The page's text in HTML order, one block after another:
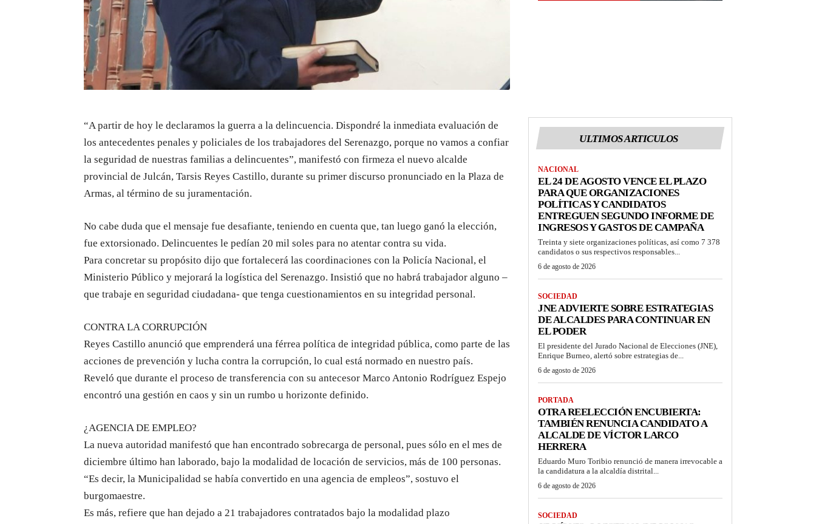
“A partir de hoy le declaramos la guerra a la delincuencia. Dispondré la inmediata evaluación de
los antecedentes penales y policiales de los trabajadores del Serenazgo, porque no vamos a confiar
la seguridad de nuestras familias a delincuentes”, manifestó con firmeza el nuevo alcalde
provincial de Julcán, Tarsis Reyes Castillo, durante su primer discurso pronunciado en la Plaza de
Armas, al término de su juramentación.
No cabe duda que el mensaje fue desafiante, teniendo en cuenta que, tan luego ganó la elección,
fue extorsionado. Delincuentes le pedían 20 mil soles para no atentar contra su vida.
Para concretar su propósito dijo que fortalecerá las coordinaciones con la Policía Nacional, el
Ministerio Público y mejorará la logística del Serenazgo. Insistió que no habrá trabajador alguno –
que trabaje en seguridad ciudadana- que tenga cuestionamientos en su integridad personal.
CONTRA LA CORRUPCIÓN
Reyes Castillo anunció que emprenderá una férrea política de integridad pública, como parte de las
acciones de prevención y lucha contra la corrupción, lo cual está normado en nuestro país.
Reveló que durante el proceso de transferencia con su antecesor Marco Antonio Rodríguez Espejo
encontró una gestión en caos y sin un rumbo u horizonte definido.
¿AGENCIA DE EMPLEO?
La nueva autoridad manifestó que han encontrado sobrecarga de personal, pues sólo en el mes de
diciembre último han laborado, bajo la modalidad de locación de servicios, más de 100 personas.
“Es decir, la Municipalidad se había convertido en una agencia de empleos”, sostuvo el
burgomaestre.
Es más, refiere que han dejado a 21 trabajadores contratados bajo la modalidad plazo
ULTIMOS ARTICULOS
NACIONAL
EL 24 DE AGOSTO VENCE EL PLAZO
PARA QUE ORGANIZACIONES
POLÍTICAS Y CANDIDATOS
ENTREGUEN SEGUNDO INFORME DE
INGRESOS Y GASTOS DE CAMPAÑA
Treinta y siete organizaciones políticas, así como 7 378
candidatos o sus respectivos responsables...
6 de agosto de 2026
SOCIEDAD
JNE ADVIERTE SOBRE ESTRATEGIAS
DE ALCALDES PARA CONTINUAR EN
EL PODER
El presidente del Jurado Nacional de Elecciones (JNE),
Enrique Burneo, alertó sobre estrategias de...
6 de agosto de 2026
PORTADA
OTRA REELECCIÓN ENCUBIERTA:
TAMBIÉN RENUNCIA CANDIDATO A
ALCALDE DE VÍCTOR LARCO
HERRERA
Eduardo Muro Toribio renunció de manera irrevocable a
la candidatura a la alcaldía distrital...
6 de agosto de 2026
SOCIEDAD